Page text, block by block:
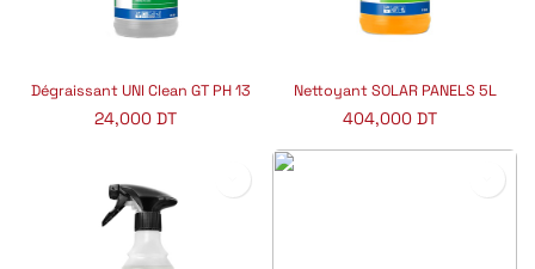
Dégraissant UNI Clean GT PH 13
24,000 DT
Nettoyant SOLAR PANELS 5L
404,000 DT